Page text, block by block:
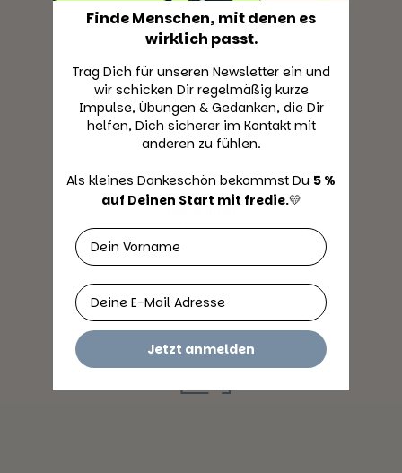
Fragen offen?
Schreib uns einfach eine Mail!
Finde Menschen, mit denen es
wirklich passt.
Trag Dich für unseren Newsletter ein und
wir schicken Dir regelmäßig kurze
Impulse, Übungen & Gedanken, die Dir
helfen, Dich sicherer im Kontakt mit
anderen zu fühlen.
Als kleines Dankeschön bekommst Du ​ 5 %
auf Deinen Start mit fredie.​💛
Vorname
Email
Jetzt anmelden